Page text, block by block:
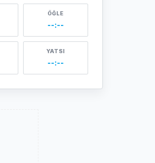
ÖĞLE
--:--
YATSI
--:--